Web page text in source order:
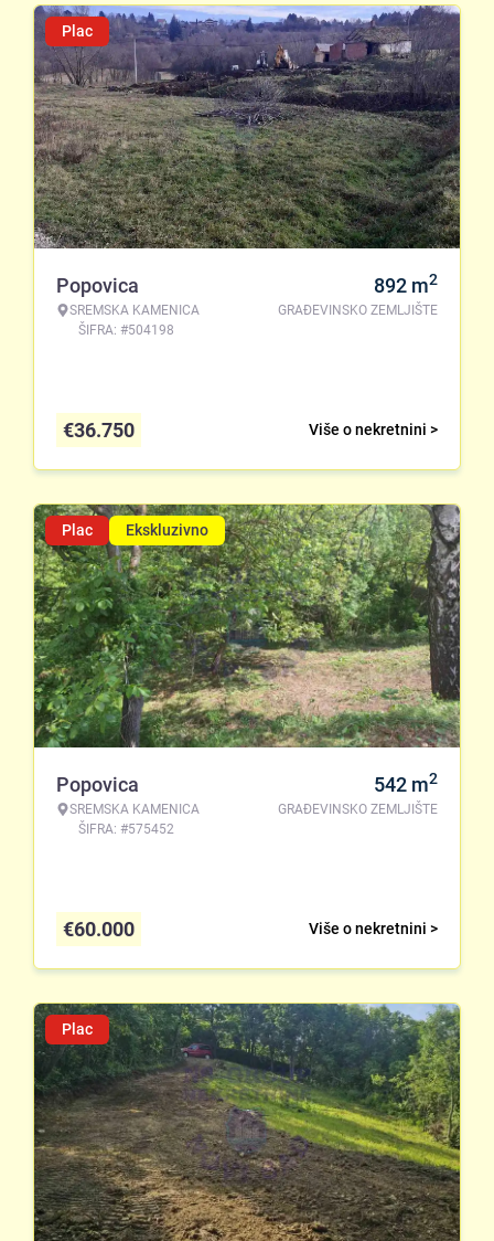
Plac
Popovica
SREMSKA KAMENICA
ŠIFRA: #504198
892 m2
GRAĐEVINSKO ZEMLJIŠTE
Više o nekretnini >
€36.750
Plac Ekskluzivno
Popovica
SREMSKA KAMENICA
ŠIFRA: #575452
542 m2
GRAĐEVINSKO ZEMLJIŠTE
Više o nekretnini >
€60.000
Plac